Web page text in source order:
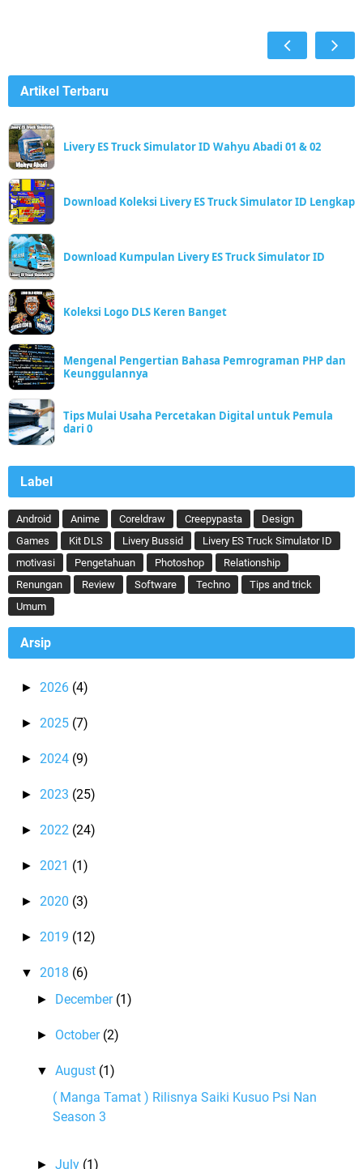
Artikel Terbaru
Livery ES Truck Simulator ID Wahyu Abadi 01 & 02
Download Koleksi Livery ES Truck Simulator ID Lengkap
Download Kumpulan Livery ES Truck Simulator ID
Koleksi Logo DLS Keren Banget
Mengenal Pengertian Bahasa Pemrograman PHP dan
Keunggulannya
Tips Mulai Usaha Percetakan Digital untuk Pemula
dari 0
Label
Android Anime Coreldraw Creepypasta
Design
Games
Kit DLS Livery Bussid
Livery ES Truck Simulator ID
motivasi
Pengetahuan Photoshop
Relationship
Renungan
Review Software Techno
Tips and trick
Umum
Arsip
► 2026 (4)
► 2025 (7)
► 2024 (9)
► 2023 (25)
► 2022 (24)
► 2021 (1)
► 2020 (3)
► 2019 (12)
▼ 2018 (6)
► December (1)
► October (2)
▼August (1)
( Manga Tamat ) Rilisnya Saiki Kusuo Psi Nan
Season 3
►July (1)